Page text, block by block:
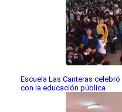
Escuela Las Canteras
con la educación pública